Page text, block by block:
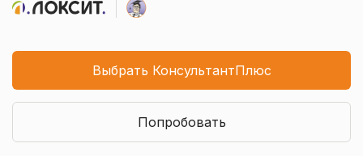
Выбрать КонсультантПлюс
Попробовать